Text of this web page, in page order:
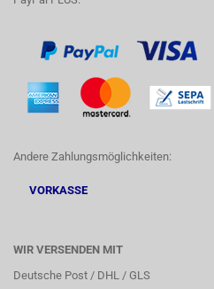
Andere Zahlungsmöglichkeiten:
VORKASSE
WIR VERSENDEN MIT
Deutsche Post / DHL / GLS